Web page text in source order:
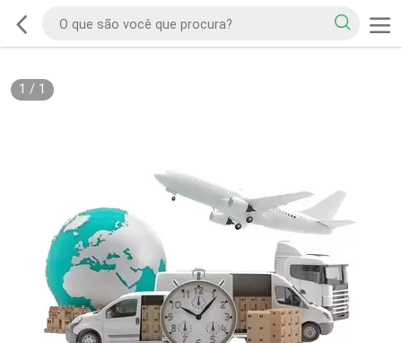
1 / 1